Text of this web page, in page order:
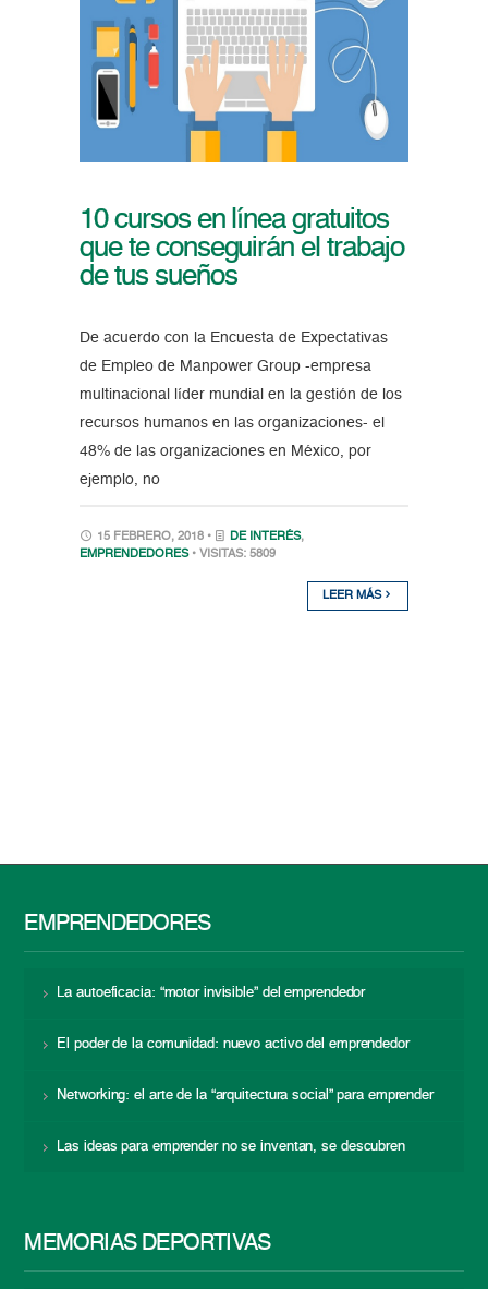
10 cursos en línea gratuitos
que te conseguirán el trabajo
de tus sueños
De acuerdo con la Encuesta de Expectativas
de Empleo de Manpower Group -empresa
multinacional líder mundial en la gestión de los
recursos humanos en las organizaciones- el
48% de las organizaciones en México, por
ejemplo, no
15 FEBRERO, 2018 • DE INTERÉS,
EMPRENDEDORES • VISITAS: 5809
LEER MÁS
EMPRENDEDORES
La autoeficacia: “motor invisible” del emprendedor
El poder de la comunidad: nuevo activo del emprendedor
Networking: el arte de la “arquitectura social” para emprender
Las ideas para emprender no se inventan, se descubren
MEMORIAS DEPORTIVAS